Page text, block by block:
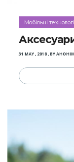
Мобільні
31 MAY , 2018,BY